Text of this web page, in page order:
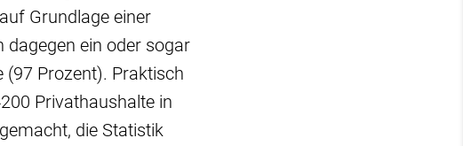
Grundlage einer
ein oder sogar
(97 Prozent). Praktisch
Privathaushalte in
die Statistik